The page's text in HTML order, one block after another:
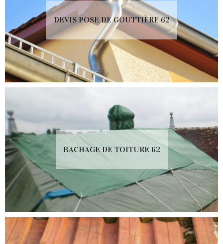
DEVIS POSE DE GOUTTIÈRE 62
BACHAGE DE TOITURE 62